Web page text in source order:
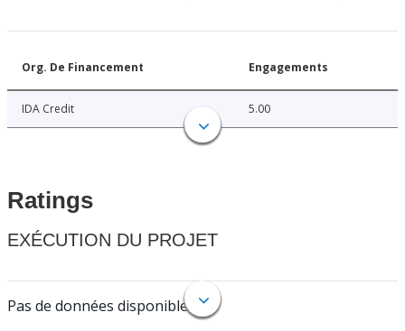
Org. De Financement Engagements
IDA Credit 5.00
Ratings
EXÉCUTION DU PROJET
Pas de données disponibles.